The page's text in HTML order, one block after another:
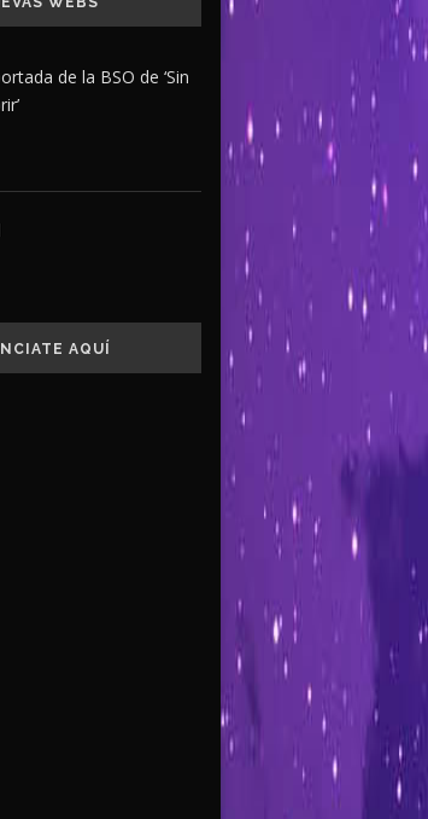
de la BSO de ‘Sin
AQUÍ